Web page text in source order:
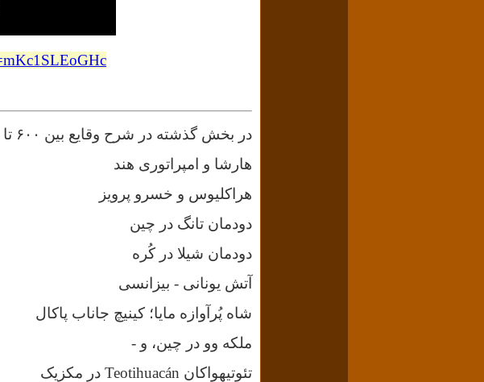
در بخش گذشته در شرح وقایع بین ۶۰۰ تا ۷۰۰ میلادی به موارد زیر اشاره شد:
هارشا و امپراتوری هند
هراکلیوس و خسرو پرویز
دودمان تانگ در چین
دودمان شیلا در کُره
آتش یونانی - بیزانسی
شاه پُرآوازه مایا؛ کینیچ جاناب پاکال
ملکه وو در چین، و -
تئوتیهواکان Teotihuacán در مکزیک